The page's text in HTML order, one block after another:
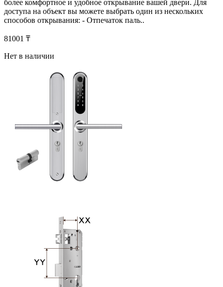
более комфортное и удобное открывание вашей двери. Для
доступа на объект вы можете выбрать один из нескольких
способов открывания: - Отпечаток паль..
81001 ₸
Нет в наличии